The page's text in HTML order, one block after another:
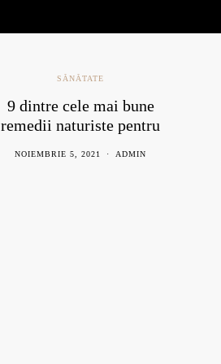
SĂNĂTATE
9 dintre cele mai bune
remedii naturiste pentru
NOIEMBRIE 5, 2021 ADMIN